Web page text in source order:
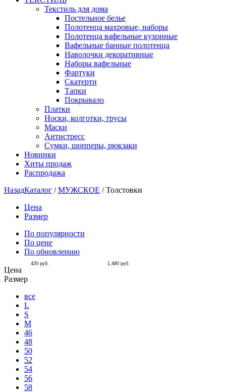
Текстиль для дома
Постельное белье
Полотенца махровые, наборы
Полотенца вафельные кухонные
Вафельные банные полотенца
Наволочки декоративные
Наборы вафельные
Фартуки
Скатерти
Тапки
Покрывало
Платки
Носки, колготки, трусы
Маски
Антистресс
Сумки, шопперы, рюкзаки
Новинки
Хиты продаж
Распродажа
НазадКаталог /МУЖСКОЕ /Толстовки
Цена
Размер
По популярности
По цене
По обновлению
Цена
420 руб. 1,480 руб.
Размер
все
L
S
M
46
48
50
52
54
56
58